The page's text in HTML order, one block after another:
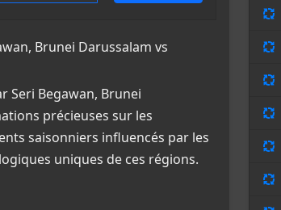
Brunei Darussalam vs
Seri Begawan, Brunei
précieuses sur les
saisonniers influencés par les
uniques de ces régions.